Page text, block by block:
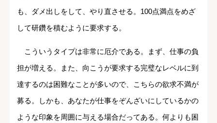
も、ダメ出しをして、やり直させる。100点満点をめざ
して研鑽を積むように要求する。
こういうタイプは非常に厄介である。まず、仕事の負
担が増える。また、向こうが要求する完璧なレベルに到
達するのは困難なことが多いので、こちらの欲求不満が
募る。しかも、あなたが仕事をぞんざいにしているかの
ような印象を周囲に与える場合だってある。何よりも困